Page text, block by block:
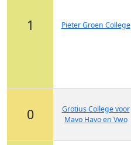
1 Pieter Groen College
0
Grotius College voor
Mavo Havo en Vwo